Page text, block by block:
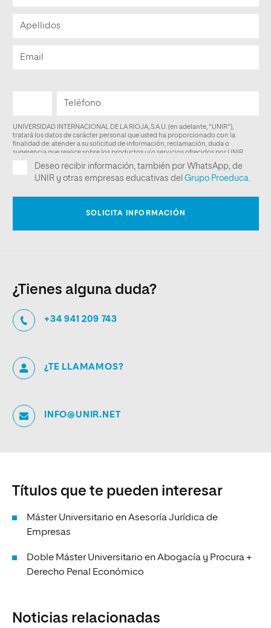
¿Tienes alguna duda?
+34 941 209 743
¿TE LLAMAMOS?
INFO@UNIR.NET
Títulos que te pueden interesar
Máster Universitario en Asesoría Jurídica de
Empresas
Doble Máster Universitario en Abogacía y Procura +
Derecho Penal Económico
Noticias relacionadas